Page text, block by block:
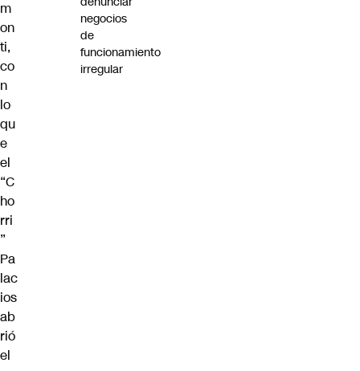
m
on
ti,
co
n
lo
qu
e
el
“C
ho
rri
”
Pa
lac
ios
ab
rió
el
negocios
de
funcionamiento
irregular